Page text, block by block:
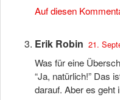
Auf diesen
Erik Robin 21.
Was für eine
“Ja, natürlich!” Das
darauf. Aber es geht